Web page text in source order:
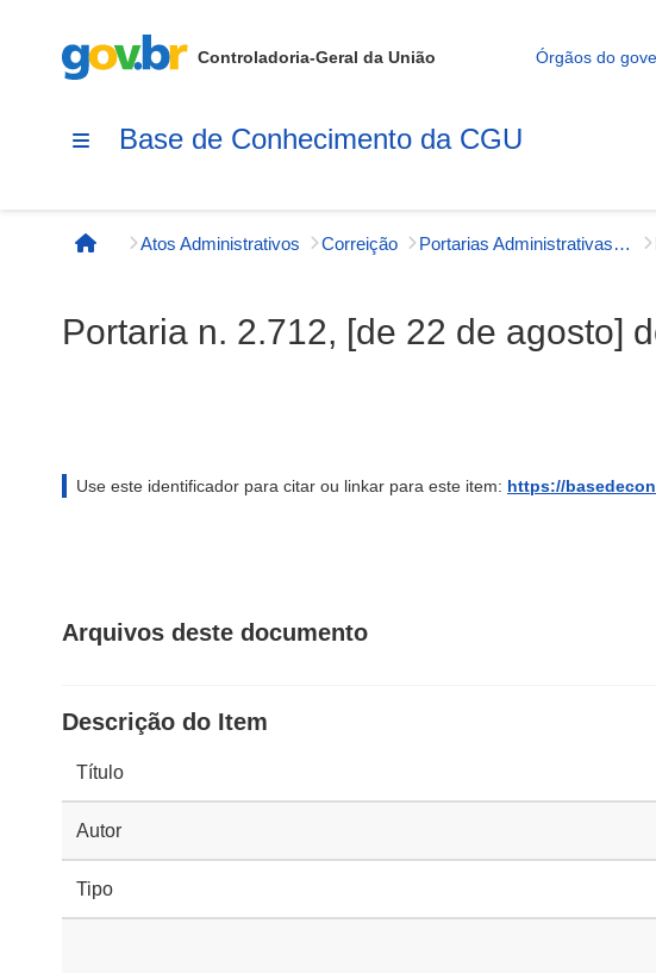
Controladoria-Geral da União Órgãos do
Base de Conhecimento da CGU
Página inicial
Atos Administrativos Correição Portarias Administrativas - Correição
Portaria n. 2.712, [de 22 de agosto]
Use este identificador para citar ou linkar para este item: https://
Arquivos deste documento
Descrição do Item
Título
Autor
Tipo